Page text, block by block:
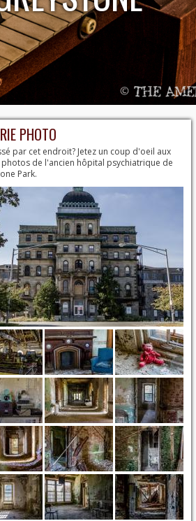
PHOTO
par cet endroit? Jetez un coup d'oeil aux
photos de l'ancien hôpital psychiatrique de
Park.